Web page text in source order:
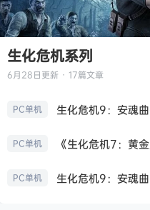
生化危机系列
6月28日更新 · 17篇文章
PC单机
PC单机
PC单机